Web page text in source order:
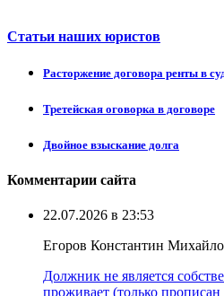
Статьи наших юристов
Расторжение договора ренты в
Третейская оговорка в договоре
Двойное взыскание долга
Комментарии сайта
22.07.2026 в 23:53
Егоров Константин
Должник не является
проживает (только прописан